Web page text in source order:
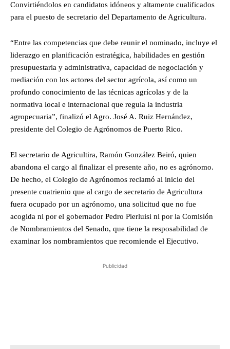
Convirtiéndolos en candidatos idóneos y altamente cualificados
para el puesto de secretario del Departamento de Agricultura.
“Entre las competencias que debe reunir el nominado, incluye el
liderazgo en planificación estratégica, habilidades en gestión
presupuestaria y administrativa, capacidad de negociación y
mediación con los actores del sector agrícola, así como un
profundo conocimiento de las técnicas agrícolas y de la
normativa local e internacional que regula la industria
agropecuaria”, finalizó el Agro. José A. Ruiz Hernández,
presidente del Colegio de Agrónomos de Puerto Rico.
El secretario de Agricultira, Ramón González Beiró, quien
abandona el cargo al finalizar el presente año, no es agrónomo.
De hecho, el Colegio de Agrónomos reclamó al inicio del
presente cuatrienio que al cargo de secretario de Agricultura
fuera ocupado por un agrónomo, una solicitud que no fue
acogida ni por el gobernador Pedro Pierluisi ni por la Comisión
de Nombramientos del Senado, que tiene la resposabilidad de
examinar los nombramientos que recomiende el Ejecutivo.
Publicidad